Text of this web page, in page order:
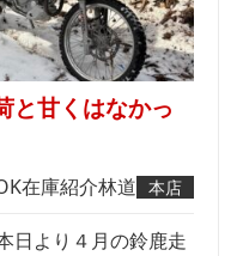
と甘くはなかっ
在庫紹介林道 本店
日より４月の鈴鹿走